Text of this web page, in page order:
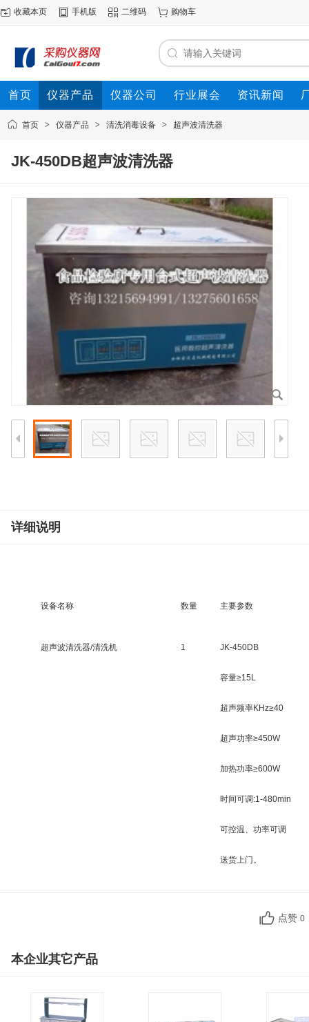
收藏本页 手机版 二维码 购物车
首页 仪器产品 仪器公司 行业展会 资讯新闻
首页 > 仪器产品 > 清洗消毒设备 > 超声波清洗器
JK-450DB超声波清洗器
详细说明
设备名称 数量 主要参数
超声波清洗器/清洗机 1 JK-450DB
容量≥15L
超声频率KHz≥40
超声功率≥450W
加热功率≥600W
时间可调:1-480min
可控温、功率可调
送货上门。
点赞 0
本企业其它产品